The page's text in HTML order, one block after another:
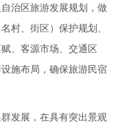
治区旅游发展规划，做
村、街区）保护规划、
、客源市场、交通区
施布局，确保旅游民宿
发展，在具有突出景观